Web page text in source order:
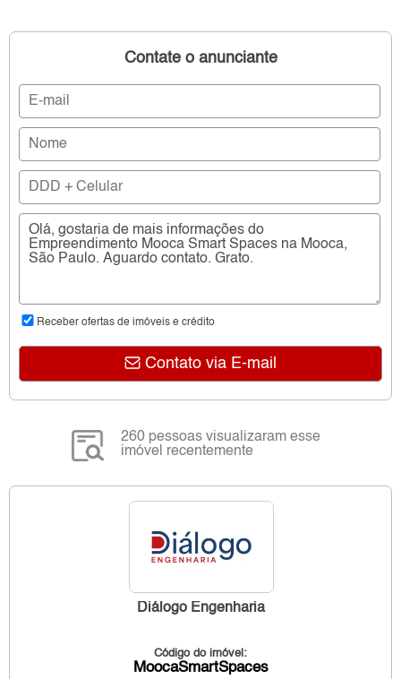
Contate o anunciante
Receber ofertas de imóveis e crédito
Contato via E-mail
260 pessoas visualizaram esse
imóvel recentemente
Diálogo Engenharia
Código do imóvel:
MoocaSmartSpaces